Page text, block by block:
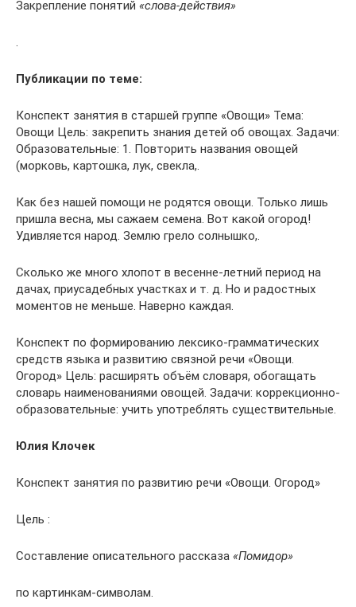
Закрепление понятий «слова-действия»
.
Публикации по теме:
Конспект занятия в старшей группе «Овощи» Тема:
Овощи Цель: закрепить знания детей об овощах. Задачи:
Образовательные: 1. Повторить названия овощей
(морковь, картошка, лук, свекла,.
Как без нашей помощи не родятся овощи. Только лишь
пришла весна, мы сажаем семена. Вот какой огород!
Удивляется народ. Землю грело солнышко,.
Сколько же много хлопот в весенне-летний период на
дачах, приусадебных участках и т. д. Но и радостных
моментов не меньше. Наверно каждая.
Конспект по формированию лексико-грамматических
средств языка и развитию связной речи «Овощи.
Огород» Цель: расширять объём словаря, обогащать
словарь наименованиями овощей. Задачи: коррекционно-
образовательные: учить употреблять существительные.
Юлия Клочек
Конспект занятия по развитию речи «Овощи. Огород»
Цель :
Составление описательного рассказа «Помидор»
по картинкам-символам.